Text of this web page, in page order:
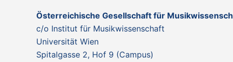
Österreichische Gesellschaft für
c/o Institut für Musikwissenschaft
Universität Wien
Spitalgasse 2, Hof 9 (Campus)